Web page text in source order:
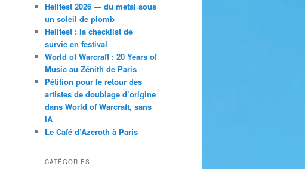
Hellfest 2026 — du metal sous
un soleil de plomb
Hellfest : la checklist de
survie en festival
World of Warcraft : 20 Years of
Music au Zénith de Paris
Pétition pour le retour des
artistes de doublage d’origine
dans World of Warcraft, sans
IA
Le Café d’Azeroth à Paris
CATÉGORIES